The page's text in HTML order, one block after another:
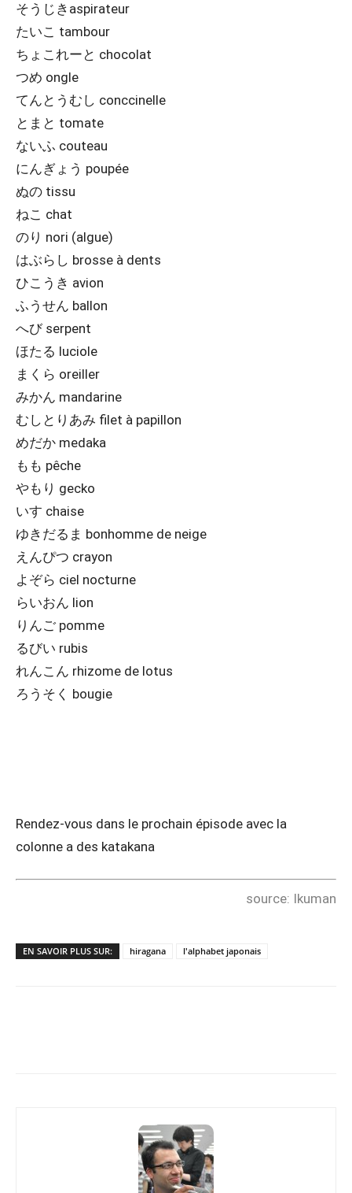
そうじきaspirateur
たいこ tambour
ちょこれーと chocolat
つめ ongle
てんとうむし conccinelle
とまと tomate
ないふ couteau
にんぎょう poupée
ぬの tissu
ねこ chat
のり nori (algue)
はぶらし brosse à dents
ひこうき avion
ふうせん ballon
へび serpent
ほたる luciole
まくら oreiller
みかん mandarine
むしとりあみ filet à papillon
めだか medaka
もも pêche
やもり gecko
いす chaise
ゆきだるま bonhomme de neige
えんぴつ crayon
よぞら ciel nocturne
らいおん lion
りんご pomme
るびい rubis
れんこん rhizome de lotus
ろうそく bougie
Rendez-vous dans le prochain épisode avec la
colonne a des katakana
source: Ikuman
EN SAVOIR PLUS SUR: hiragana l'alphabet japonais